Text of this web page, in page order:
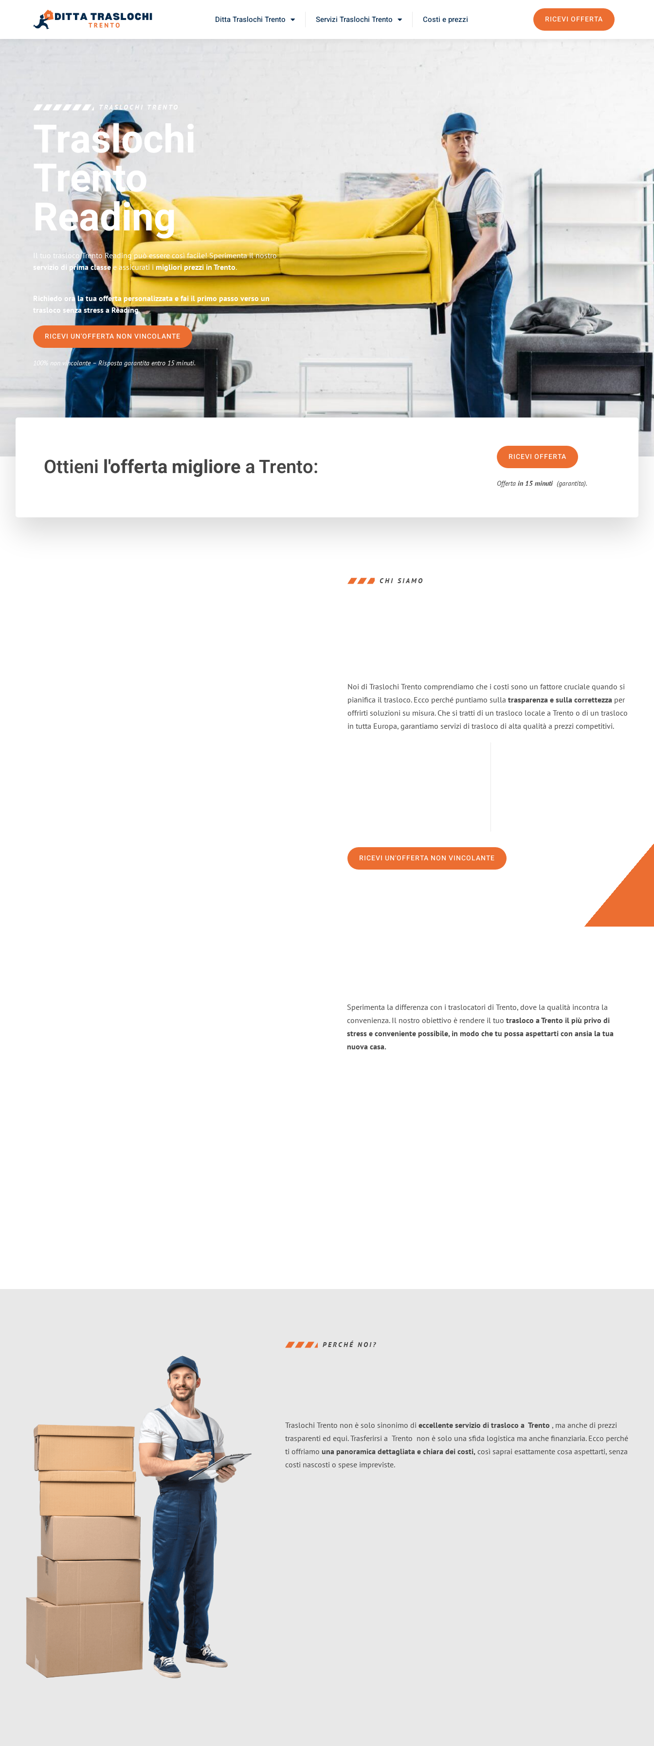
Ditta Traslochi Trento Servizi Traslochi Trento Costi e prezzi RICEVI OFFERTA
TRASLOCHI TRENTO
Traslochi
Trento
Reading
Il tuo trasloco Trento Reading può essere così facile! Sperimenta il nostro
servizio di prima classee assicurati i migliori prezzi in Trento.
Richiedo ora la tua offerta personalizzata e fai il primo passo verso un
trasloco senza stress a Reading
RICEVI UN'OFFERTA NON VINCOLANTE
100% non vincolante – Risposta garantita entro 15 minuti.
Ottieni l'offerta migliorea Trento: RICEVI OFFERTA
Offertain 15 minuti (garantita).
CHI SIAMO
Noi di Traslochi Trento comprendiamo che i costi sono un fattore cruciale quando si
pianifica il trasloco. Ecco perché puntiamo sulla trasparenza e sulla correttezza per
offrirti soluzioni su misura. Che si tratti di un trasloco locale a Trento o di un trasloco
in tutta Europa, garantiamo servizi di trasloco di alta qualità a prezzi competitivi.
RICEVI UN'OFFERTA NON VINCOLANTE
Sperimenta la differenza con i traslocatori di Trento, dove la qualità incontra la
convenienza. Il nostro obiettivo è rendere il tuo trasloco a Trento il più privo di
stress e conveniente possibile, in modo che tu possa aspettarti con ansia la tua
nuova casa.
PERCHÉ NOI?
Traslochi Trento non è solo sinonimo di eccellente servizio di trasloco a Trento , ma anche di prezzi
trasparenti ed equi. Trasferirsi a Trento non è solo una sfida logistica ma anche finanziaria. Ecco perché
ti offriamo una panoramica dettagliata e chiara dei costi, così saprai esattamente cosa aspettarti, senza
costi nascosti o spese impreviste.